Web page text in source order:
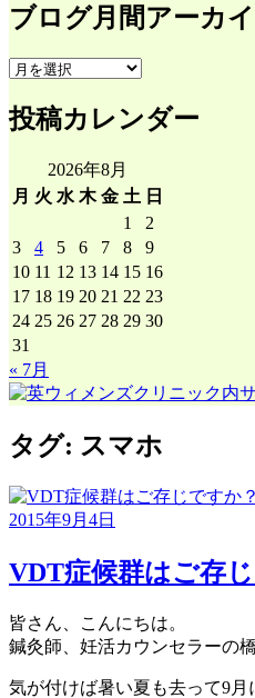
グ
カ
テ
ゴ
リ
ー
ブログ月間アーカ
ブ
グ
月
ア
ー
イ
ブ
投稿カレンダー
2026年8月
月 火 水 木 金 土 日
1
2
3
4 5 6 7 8
9
10 11 12 13 14 15 16
17 18 19 20 21 22 23
24 25 26 27 28 29 30
31
« 7月
タグ: スマホ
2015年9月4日
VDT症候群はご存
皆さん、こんにちは。
鍼灸師、妊活カウンセラーの
気が付けば暑い夏も去って9月